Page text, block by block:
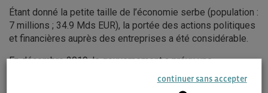
Étant donné la petite taille de l’économie serbe (population :
7 millions ; 34.9 Mds EUR), la portée des actions politiques
et financières auprès des entreprises a été considérable.
En décembre 2019, le gouvernement a prévu une
croissance de 4,0 % pour 2020. Toutefois, on s’attend à ce
que la pandémie de coronavirus entraîne un ralentissement
continuer sans accepter